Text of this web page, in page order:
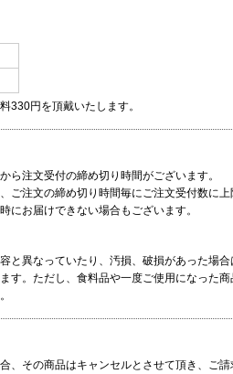
円を頂戴いたします。
ら注文受付の締め切り時間がございます。
ご注文の締め切り時間毎にご注文受付数に
お届けできない場合もございます。
と異なっていたり、汚損、破損があった場
す。ただし、食料品や一度ご使用になった
、その商品はキャンセルとさせて頂き、ご